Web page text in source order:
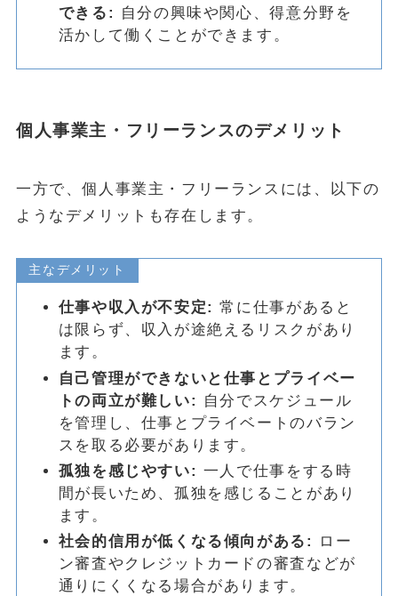
できる:
自分の興味や関心、得意分野を
活かして働くことができます。
個人事業主・フリーランスのデメリット
一方で、個人事業主・フリーランスには、以下の
ようなデメリットも存在します。
主なデメリット
仕事や収入が不安定: 常に仕事があると
は限らず、収入が途絶えるリスクがあり
ます。
自己管理ができないと仕事とプライベー
トの両立が難しい:
自分でスケジュール
を管理し、仕事とプライベートのバラン
スを取る必要があります。
孤独を感じやすい: 一人で仕事をする時
間が長いため、孤独を感じることがあり
ます。
社会的信用が低くなる傾向がある:
ロー
ン審査やクレジットカードの審査などが
通りにくくなる場合があります。